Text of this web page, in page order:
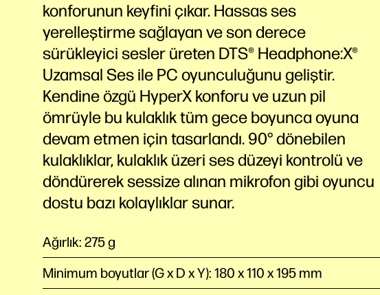
konforunun keyfini çıkar. Hassas ses
yerelleştirme sağlayan ve son derece
sürükleyici sesler üreten DTS® Headphone:X®
Uzamsal Ses ile PC oyunculuğunu geliştir.
Kendine özgü HyperX konforu ve uzun pil
ömrüyle bu kulaklık tüm gece boyunca oyuna
devam etmen için tasarlandı. 90° dönebilen
kulaklıklar, kulaklık üzeri ses düzeyi kontrolü ve
döndürerek sessize alınan mikrofon gibi oyuncu
dostu bazı kolaylıklar sunar.
Ağırlık: 275 g
Minimum boyutlar (G x D x Y): 180 x 110 x 195 mm